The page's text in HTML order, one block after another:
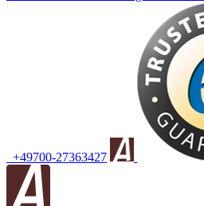
+49700-27363427